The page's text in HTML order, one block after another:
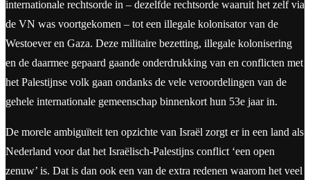
internationale rechtsorde in – dezelfde rechtsorde waaruit het zelf via
de VN was voortgekomen – tot een illegale kolonisator van de
Westoever en Gaza. Deze militaire bezetting, illegale kolonisering
en de daarmee gepaard gaande onderdrukking van en conflicten met
het Palestijnse volk gaan ondanks de vele veroordelingen van de
gehele internationale gemeenschap binnenkort hun 53e jaar in.
De morele ambiguïteit ten opzichte van Israël zorgt er in een land als
Nederland voor dat het Israëlisch-Palestijns conflict ‘een open
zenuw’ is. Dat is dan ook een van de extra redenen waarom het veel